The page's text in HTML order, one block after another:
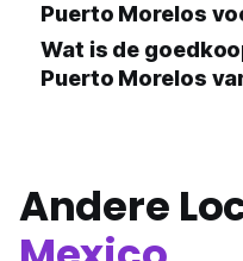
Puerto Morelos
Wat is de
Puerto Morelos
Andere